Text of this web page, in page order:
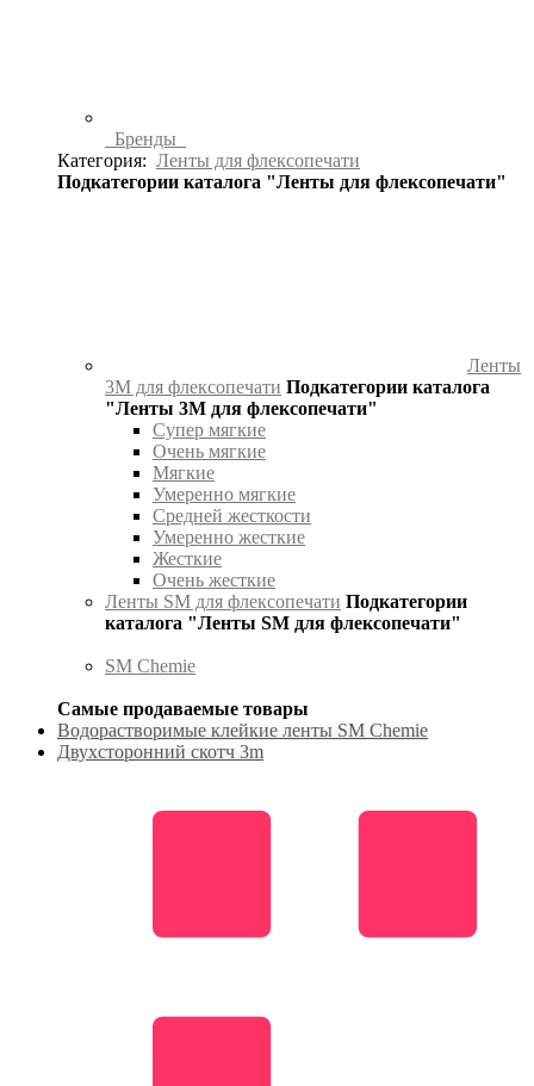
Бренды
Категория: Ленты для флексопечати
Подкатегории каталога "Ленты для флексопечати"
Ленты
3М для флексопечати Подкатегории каталога
"Ленты 3М для флексопечати"
Супер мягкие
Очень мягкие
Мягкие
Умеренно мягкие
Средней жесткости
Умеренно жесткие
Жесткие
Очень жесткие
Ленты SM для флексопечати Подкатегории
каталога "Ленты SM для флексопечати"
SM Chemie
Самые продаваемые товары
Водорастворимые клейкие ленты SM Chemie
Двухсторонний скотч 3m